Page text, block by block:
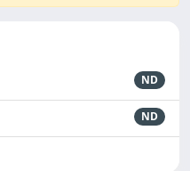
ND
ND